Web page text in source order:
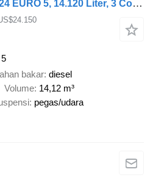
Mercedes-Benz Axor 1824 EURO 5, 14.120 Liter, 3 Comp, Manual, Fuel
bakar diesel
Volume 14,12 m³
pegas/udara